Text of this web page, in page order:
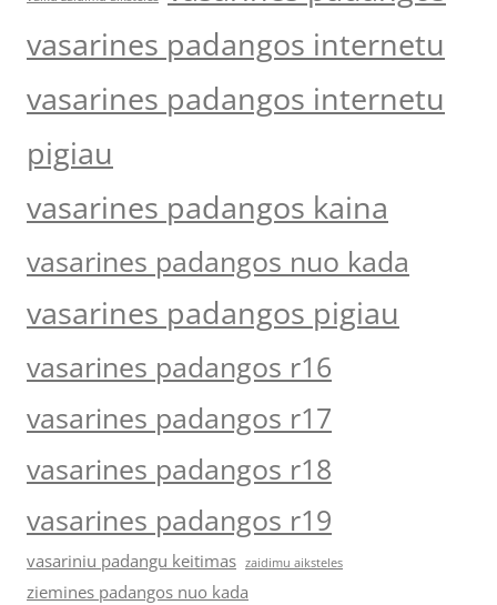
vasarines padangos internetu
vasarines padangos internetu
pigiau
vasarines padangos kaina
vasarines padangos nuo kada
vasarines padangos pigiau
vasarines padangos r16
vasarines padangos r17
vasarines padangos r18
vasarines padangos r19
vasariniu padangu keitimas zaidimu aiksteles
ziemines padangos nuo kada